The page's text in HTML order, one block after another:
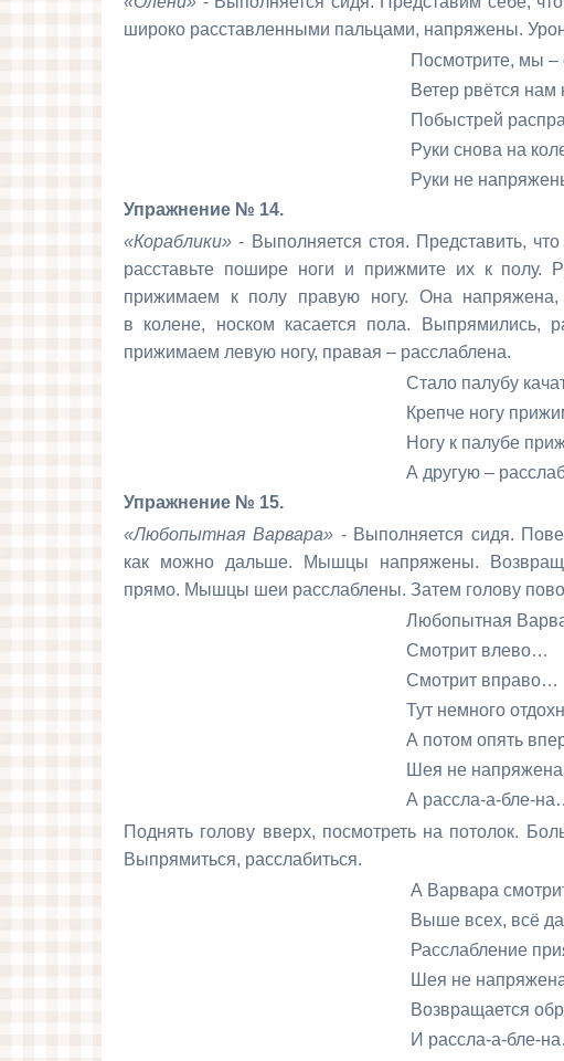
широко расставленными пальцами, напряжены.
Посмотрите, мы –
Ветер рвётся нам
Побыстрей расправим
Руки снова на
Руки не напряжены и
Упражнение № 14.
«Кораблики» - Выполняется стоя. Представить,
расставьте пошире ноги и прижмите их кполу.
прижимаем к полу правую ногу. Она
в колене, носком касается пола. Выпрямились,
прижимаем левую ногу, правая – расслаблена.
Стало палубу
Крепче ногу
Ногу к палубе
А другую –
Упражнение № 15.
«Любопытная Варвара» - Выполняется сидя.
как можно дальше. Мышцы напряжены. Возвра
прямо. Мышцы шеи расслаблены. Затем голову
Любопытная
Смотрит влево…
Смотрит вправо…
Тут немного
А потом опять
Шея не
А рассла-а-бле-
Поднять голову вверх, посмотреть на потолок.
Выпрямиться, расслабиться.
А Варвара смотрит
Выше всех, всё дальше
Расслабление
Шея не
Возвращается
И рассла-а-бле-